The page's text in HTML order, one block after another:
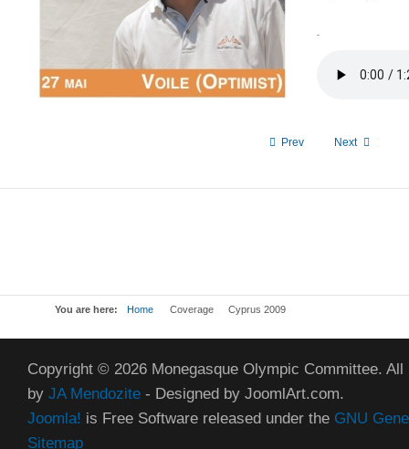
-
Prev Next
You are here: Home Coverage Cyprus 2009
Copyright © 2026 Monegasque Olympic Committee.
by JA Mendozite - Designed by JoomlArt.com.
Joomla! is Free Software released under the GNU
Sitemap